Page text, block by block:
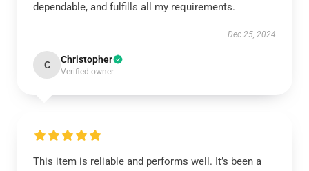
dependable, and fulfills all my requirements.
Dec 25, 2024
C Christopher
Verified owner
This item is reliable and performs well. It’s been a